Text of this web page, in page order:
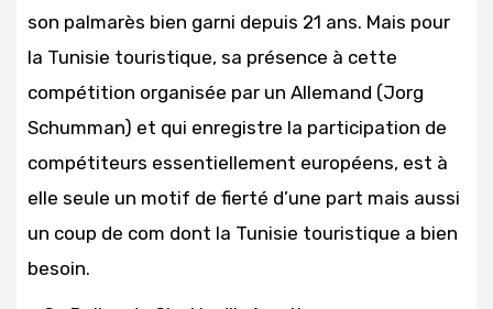
son palmarès bien garni depuis 21 ans. Mais pour
la Tunisie touristique, sa présence à cette
compétition organisée par un Allemand (Jorg
Schumman) et qui enregistre la participation de
compétiteurs essentiellement européens, est à
elle seule un motif de fierté d’une part mais aussi
un coup de com dont la Tunisie touristique a bien
besoin.